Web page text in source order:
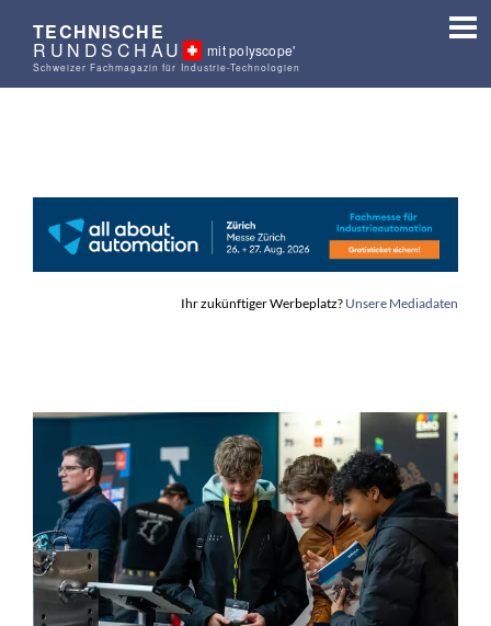
TECHNISCHE
RUNDSCHAU mit polyscope'
Schweizer Fachmagazin für Industrie-Technologien
Ihr zukünftiger Werbeplatz? Unsere Mediadaten